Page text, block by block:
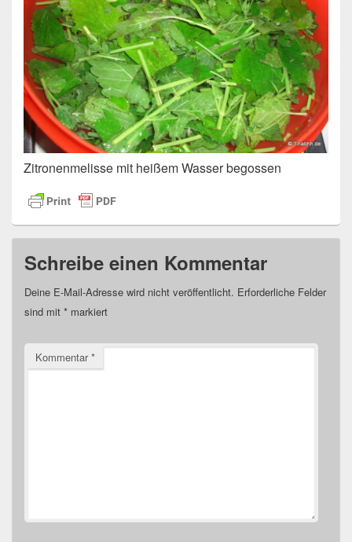
Zitronenmelisse mit heißem Wasser begossen
Schreibe einen Kommentar
Deine E-Mail-Adresse wird nicht veröffentlicht. Erforderliche Felder
sind mit * markiert
Kommentar*